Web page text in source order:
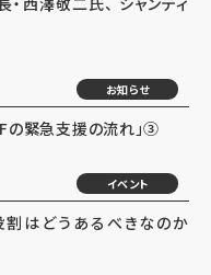
お知らせ
の緊急支援の流れ」③
イベント
割はどうあるべきなのか